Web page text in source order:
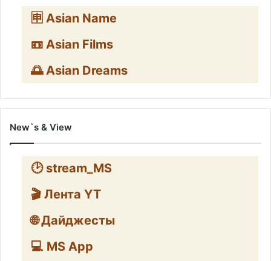
🈸 Asian Name
📼 Asian Films
🌅 Asian Dreams
New`s & View
🕑 stream_MS
🎬 Лента YT
🌐 Дайджесты
💻 MS App